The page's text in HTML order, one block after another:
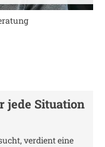
jede Situation
verdient eine